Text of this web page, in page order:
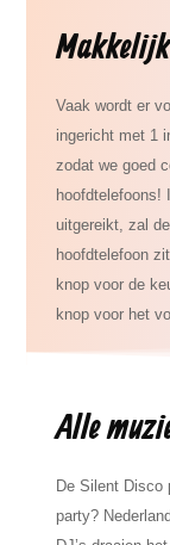
Vaak wordt er
ingericht met 1
zodat we goed
hoofdtelefoons!
uitgereikt, zal
hoofdtelefoon
knop voor de
knop voor het
Alle
De Silent Disco
party?